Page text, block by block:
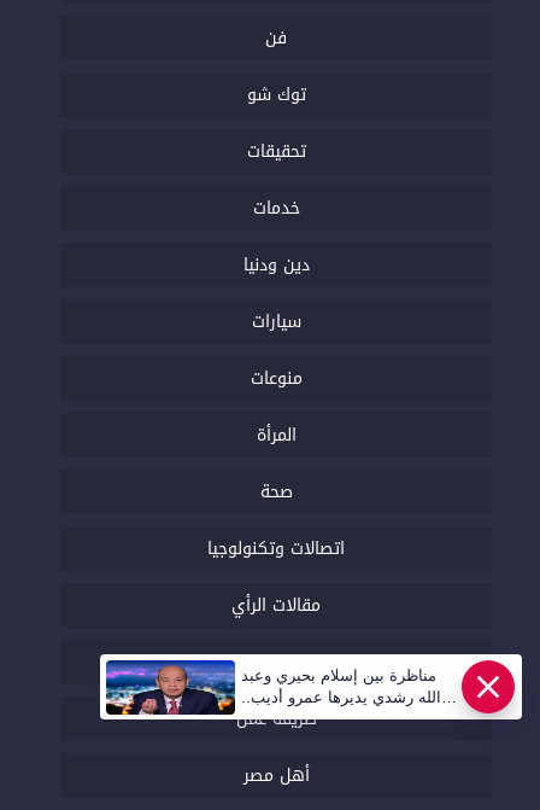
فن
توك شو
تحقيقات
خدمات
دين ودنيا
سيارات
منوعات
المرأة
صحة
اتصالات وتكنولوجيا
مقالات الرأي
ثقافة
طريقة عمل
أهل مصر
مناظرة بين إسلام بحيري وعبد
الله رشدي يديرها عمرو أديب..
قريبا | أهل مصر